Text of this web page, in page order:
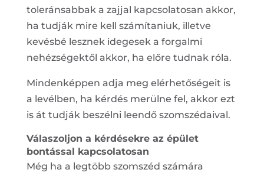
toleránsabbak a zajjal kapcsolatosan akkor,
ha tudják mire kell számítaniuk, illetve
kevésbé lesznek idegesek a forgalmi
nehézségektől akkor, ha előre tudnak róla.
Mindenképpen adja meg elérhetőségeit is
a levélben, ha kérdés merülne fel, akkor ezt
is át tudják beszélni leendő szomszédaival.
Válaszoljon a kérdésekre az épület
bontással kapcsolatosan
Még ha a legtöbb szomszéd számára